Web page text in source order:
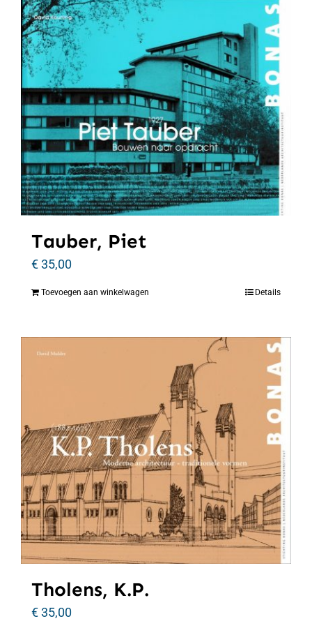
Tauber, Piet
€35,00
Toevoegen aan winkelwagen Details
Tholens, K.P.
€35,00